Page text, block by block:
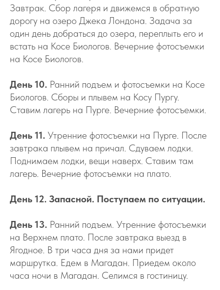
Завтрак. Сбор лагеря и движемся в обратную
дорогу на озеро Джека Лондона. Задача за
один день добраться до озера, переплыть его и
встать на Косе Биологов. Вечерние фотосъемки
на Косе Биологов.
​День 10. Ранний подъем и фотосъемки на Косе
Биологов. Сборы и плывем на Косу Пургу.
Ставим лагерь на Пурге. Вечерние фотосъемки. ​
День 11. Утренние фотосъемки на Пурге. После
завтрака плывем на причал. Сдуваем лодки.
Поднимаем лодки, вещи наверх. Ставим там
лагерь. Вечерние фотосъемки на плато.
День 12. Запасной. Поступаем по ситуации.
День 13. Ранний подъем. Утренние фотосъемки
на Верхнем плато. После завтрака выезд в
Ягодное. В три часа дня за нами придет
маршрутка. Едем в Магадан. Приедем около
часа ночи в Магадан. Селимся в гостиницу.